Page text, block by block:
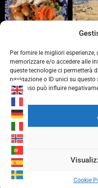
Per fornire le migliori
memorizzare e/o accedere alle
queste tecnologie ci permetterà
navigazione o ID unici su questo
consenso può influire
Cookie
Partners
https://
https://www.civonline.it/
https://b-rewards.it/